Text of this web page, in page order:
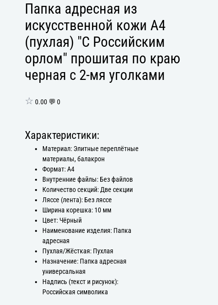
Папка адресная из
искусственной кожи А4
(пухлая) "С Российским
орлом" прошитая по краю
черная с 2-мя уголками
☆ 0.00 💬 0
Характеристики:
Материал: Элитные переплётные
материалы, балакрон
Формат: А4
Внутренние файлы: Без файлов
Количество секций: Две секции
Ляссе (лента): Без ляссе
Ширина корешка: 10 мм
Цвет: Чёрный
Наименование изделия: Папка
адресная
Пухлая/Жёсткая: Пухлая
Назначение: Папка адресная
универсальная
Надпись (текст и рисунок):
Российская символика